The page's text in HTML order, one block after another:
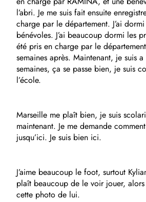
l’abri. Je me suis fait ensuite
charge par le département. J’ai
bénévoles. J’ai beaucoup dormi les
été pris en charge par le
semaines après. Maintenant, je suis
semaines, ça se passe bien, je suis
l’école.
Marseille me plaît bien, je suis
maintenant. Je me demande
jusqu’ici. Je suis bien ici.
J’aime beaucoup le foot, surtout
plaît beaucoup de le voir jouer,
cette photo de lui.